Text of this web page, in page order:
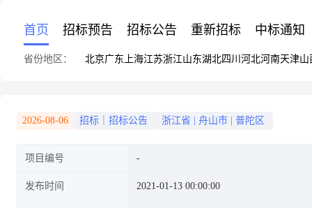
首页 招标预告 招标公告 重新招标 中标通知
省份地区： 北京广东 上海江苏浙江山东湖北四川 河北河南天津山
2026-08-06 招标｜招标公告 浙江省 舟山市 普陀区
项目编号
发布时间 2021-01-13 00:00:00